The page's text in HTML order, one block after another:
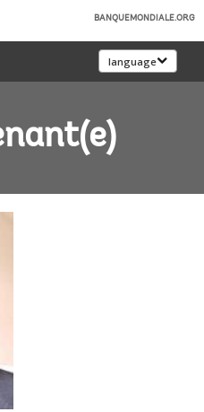
BANQUEMONDIALE.ORG
language